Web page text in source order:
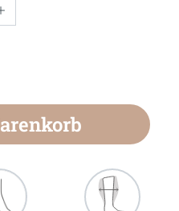
den gewünschten